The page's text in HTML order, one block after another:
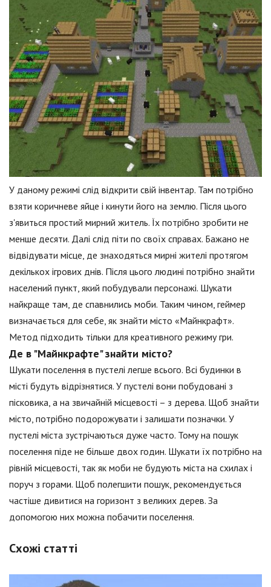
У даному режимі слід відкрити свій інвентар. Там потрібно
взяти коричневе яйце і кинути його на землю. Після цього
з'явиться простий мирний житель. Їх потрібно зробити не
менше десяти. Далі слід піти по своїх справах. Бажано не
відвідувати місце, де знаходяться мирні жителі протягом
декількох ігрових днів. Після цього людині потрібно знайти
населений пункт, який побудували персонажі. Шукати
найкраще там, де спавнились моби. Таким чином, геймер
визначається для себе, як знайти місто «Майнкрафт».
Метод підходить тільки для креативного режиму гри.
Де в "Майнкрафте" знайти місто?
Шукати поселення в пустелі легше всього. Всі будинки в
місті будуть відрізнятися. У пустелі вони побудовані з
пісковика, а на звичайній місцевості – з дерева. Щоб знайти
місто, потрібно подорожувати і залишати позначки. У
пустелі міста зустрічаються дуже часто. Тому на пошук
поселення піде не більше двох годин. Шукати їх потрібно на
рівній місцевості, так як моби не будують міста на схилах і
поруч з горами. Щоб полегшити пошук, рекомендується
частіше дивитися на горизонт з великих дерев. За
допомогою них можна побачити поселення.
Схожі статті